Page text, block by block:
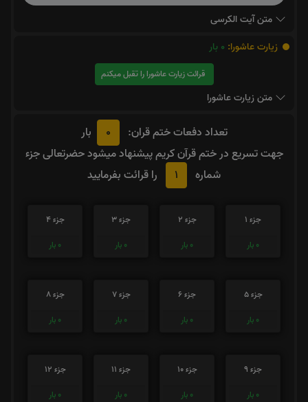
متن آیت الکرسی
زیارت عاشورا: 0 بار
قرائت زیارت عاشورا را تقبل میکنم
متن زیارت عاشورا
تعداد دفعات ختم قران: 0
بار
جهت تسریع در ختم قرآن کریم پیشنهاد میشود حضرتعالی جزء
شماره
1 را قرائت بفرمایید
جزء 1
0 بار
جزء 2
0 بار
جزء 3
0 بار
جزء 4
0 بار
جزء 5
0 بار
جزء 6
0 بار
جزء 7
0 بار
جزء 8
0 بار
جزء 9
0 بار
جزء 10
0 بار
جزء 11
0 بار
جزء 12
0 بار